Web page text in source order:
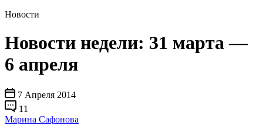
Новости
Новости недели: 31 марта —
6 апреля
7 Апреля 2014
11
Марина Сафонова